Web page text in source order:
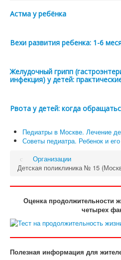
Астма у ребёнка
Вехи развития ребенка: 1-6
Желудочный грипп
инфекция) у детей:
Рвота у детей: когда
Педиатры в Москве. Лечение
Советы педиатра. Ребенок и
Организации
Детская поликлиника № 15
Оценка продолжительности
четырех
Полезная информация для